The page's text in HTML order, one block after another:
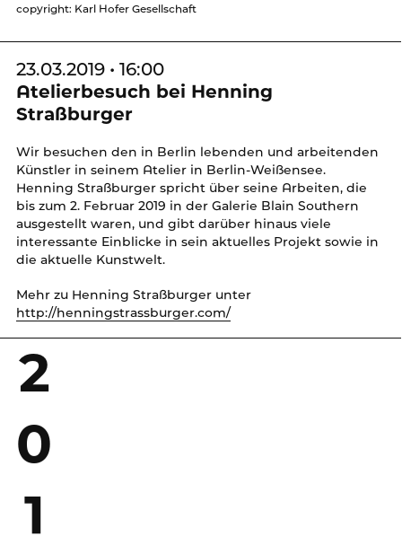
copyright: Karl Hofer Gesellschaft
23.03.2019 • 16:00
Atelierbesuch bei Henning
Straßburger
Wir besuchen den in Berlin lebenden und arbeitenden
Künstler in seinem Atelier in Berlin-Weißensee.
Henning Straßburger spricht über seine Arbeiten, die
bis zum 2. Februar 2019 in der Galerie Blain Southern
ausgestellt waren, und gibt darüber hinaus viele
interessante Einblicke in sein aktuelles Projekt sowie in
die aktuelle Kunstwelt.
Mehr zu Henning Straßburger unter
http://henningstrassburger.com/
2
0
1